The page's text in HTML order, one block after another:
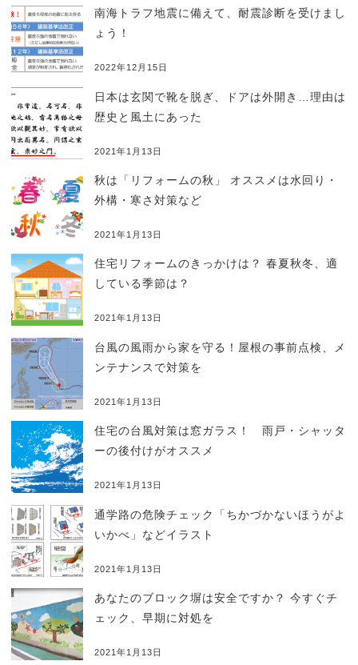
南海トラフ地震に備えて、耐震診断を受けまし
ょう！
2022年12月15日
日本は玄関で靴を脱ぎ、ドアは外開き…理由は
歴史と風土にあった
2021年1月13日
秋は「リフォームの秋」 オススメは水回り・
外構・寒さ対策など
2021年1月13日
住宅リフォームのきっかけは？ 春夏秋冬、適
している季節は？
2021年1月13日
台風の風雨から家を守る！屋根の事前点検、メ
ンテナンスで対策を
2021年1月13日
住宅の台風対策は窓ガラス！ 雨戸・シャッタ
ーの後付けがオススメ
2021年1月13日
通学路の危険チェック「ちかづかないほうがよ
いかべ」などイラスト
2021年1月13日
あなたのブロック塀は安全ですか？ 今すぐチ
ェック、早期に対処を
2021年1月13日